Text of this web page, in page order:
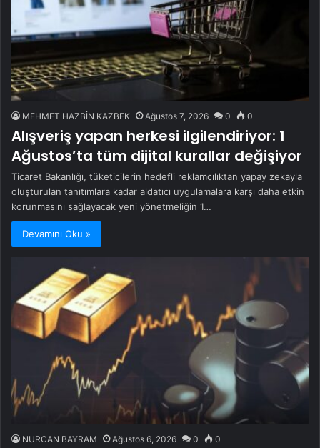
MEHMET HAZBİN KAZBEK Ağustos 7, 2026 0 0
Alışveriş yapan herkesi ilgilendiriyor: 1
Ağustos’ta tüm dijital kurallar değişiyor
Ticaret Bakanlığı, tüketicilerin hedefli reklamcılıktan yapay zekayla
oluşturulan tanıtımlara kadar aldatıcı uygulamalara karşı daha etkin
korunmasını sağlayacak yeni yönetmeliğin 1…
Devamını Oku »
NURCAN BAYRAM Ağustos 6, 2026 0 0